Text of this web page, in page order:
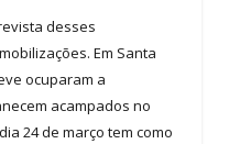
desses
Em Santa
ocuparam a
acampados no
24 de março tem como